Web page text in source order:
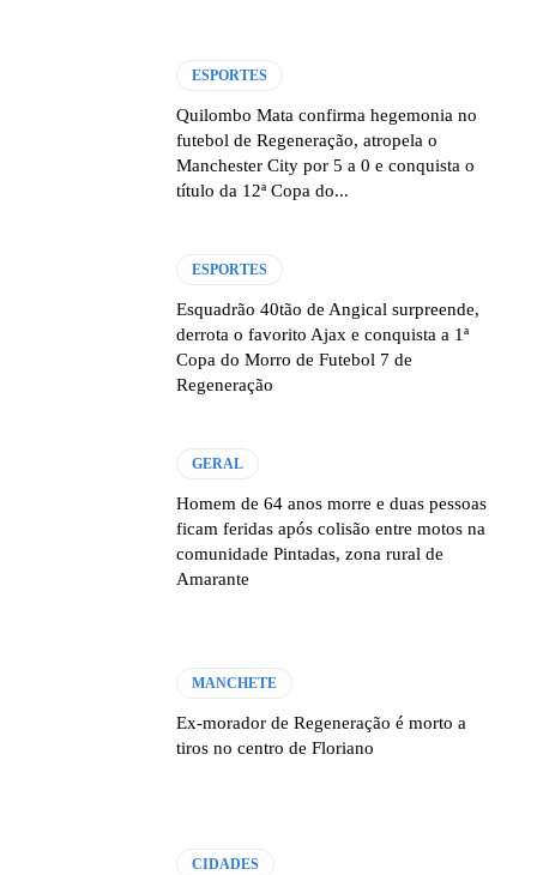
ESPORTES
Quilombo Mata confirma hegemonia no
futebol de Regeneração, atropela o
Manchester City por 5 a 0 e conquista o
título da 12ª Copa do...
ESPORTES
Esquadrão 40tão de Angical surpreende,
derrota o favorito Ajax e conquista a 1ª
Copa do Morro de Futebol 7 de
Regeneração
GERAL
Homem de 64 anos morre e duas pessoas
ficam feridas após colisão entre motos na
comunidade Pintadas, zona rural de
Amarante
MANCHETE
Ex-morador de Regeneração é morto a
tiros no centro de Floriano
CIDADES